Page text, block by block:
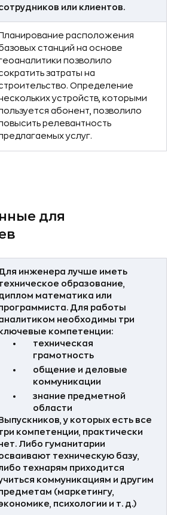
или клиентов.
Планирование расположения
станций на основе
позволило
затраты на
Определение
устройств, которыми
абонент, позволило
релевантность
услуг.
для
инженера лучше иметь
образование,
математика или
Для работы
необходимы три
компетенции:
техническая
грамотность
общение и деловые
коммуникации
знание предметной
области
Выпускников, у которых есть все
компетенции, практически
Либо гуманитарии
техническую базу,
технарям приходится
коммуникациям и другим
(маркетингу,
психологии и т. д.)